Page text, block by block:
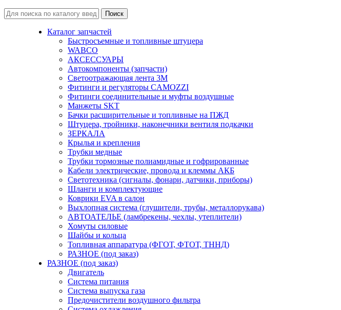
Каталог запчастей
Быстросъемные и топливные штуцера
WABCO
АКСЕССУАРЫ
Автокомпоненты (запчасти)
Светоотражающая лента 3М
Фитинги и регуляторы CAMOZZI
Фитинги соединительные и муфты воздушные
Манжеты SKT
Бачки расширительные и топливные на ПЖД
Штуцера, тройники, наконечники вентиля подкачки
ЗЕРКАЛА
Крылья и крепления
Трубки медные
Трубки тормозные полиамидные и гофрированные
Кабели электрические, провода и клеммы АКБ
Светотехника (сигналы, фонари, датчики, приборы)
Шланги и комплектующие
Коврики EVA в салон
Выхлопная система (глушители, трубы, металлорукава)
АВТОАТЕЛЬЕ (ламбрекены, чехлы, утеплители)
Хомуты силовые
Шайбы и кольца
Топливная аппаратура (ФГОТ, ФТОТ, ТННД)
РАЗНОЕ (под заказ)
РАЗНОЕ (под заказ)
Двигатель
Система питания
Система выпуска газа
Предочистители воздушного фильтра